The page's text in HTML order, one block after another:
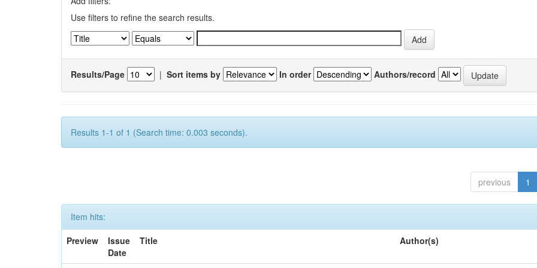
Use filters to refine the search results.
Results/Page | Sort items by In order Authors/record
Results 1-1 of 1 (Search time: 0.003 seconds).
previous 1
Item hits:
Preview
Issue
Date
Title Author(s)